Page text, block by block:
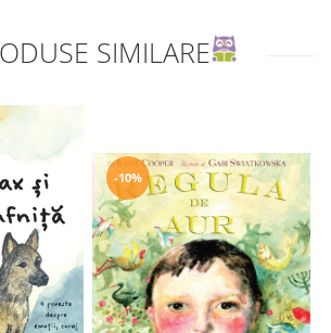
SIMILARE
-10%